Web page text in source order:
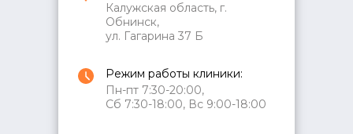
Калужская область, г.
Обнинск,
ул. Гагарина 37 Б
Режим работы клиники:
Пн-пт 7:30-20:00,
Сб 7:30-18:00, Вс 9:00-18:00